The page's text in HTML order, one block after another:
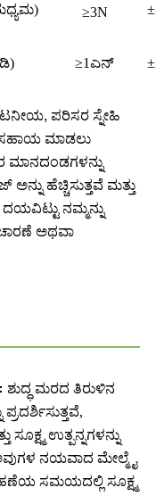
≥3N
≥1ಎನ್
ಪರಿಸರ ಸ್ನೇಹಿ
ಸಹಾಯ ಮಾಡಲು
ಮಾನದಂಡಗಳನ್ನು
ಹೆಚ್ಚಿಸುತ್ತವೆ ಮತ್ತು
ನಮ್ಮನ್ನು
ಅಥವಾ
ಶುದ್ಧ ಮರದ ತಿರುಳಿನ
ಉತ್ಪನ್ನಗಳನ್ನು
ನಯವಾದ ಮೇಲ್ಮೈ
ಸಮಯದಲ್ಲಿ ಸೂಕ್ಷ್ಮ